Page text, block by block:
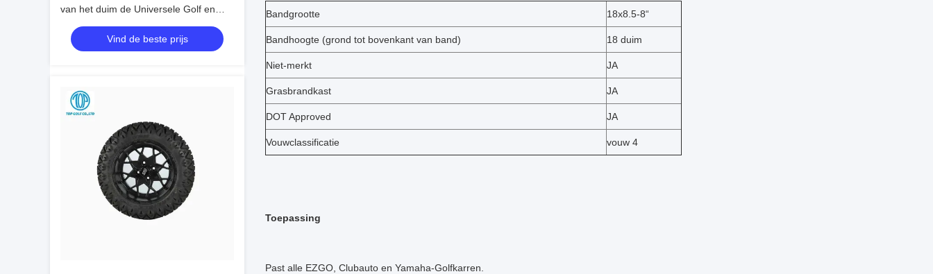
van het duim de Universele Golf en
Toebehoren
Vind de beste prijs
Bandgrootte 18x8.5-8“
Bandhoogte (grond tot bovenkant van band) 18 duim
Niet-merkt JA
Grasbrandkast JA
DOT Approved JA
Vouwclassificatie vouw 4
Toepassing
Past alle EZGO, Clubauto en Yamaha-Golfkarren.